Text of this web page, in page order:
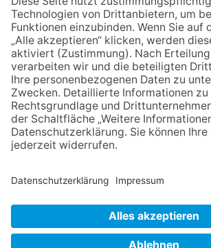
06.08.2026
Zwischen
Musik: Erste
Weinzeit begeistert
Burgstadt
06.08.2026
„Rock auf der Burg“
Königstein beben
06.08.2026
Nachhaltigkeits-
vernetzen sich
NACH OBEN
Datenschutz Netiquette FAQ